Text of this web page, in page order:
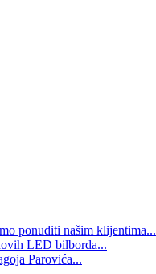
ponuditi našim klijentima...
LED bilborda...
Parovića...